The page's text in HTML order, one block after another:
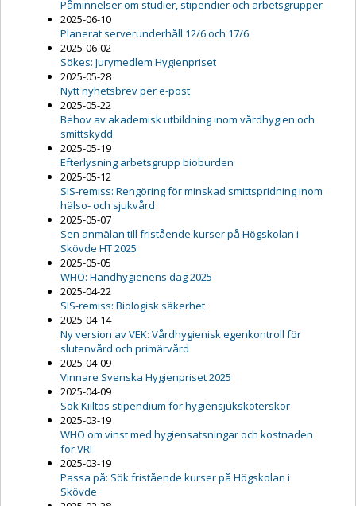
Påminnelser om studier, stipendier och arbetsgrupper
2025-06-10
Planerat serverunderhåll 12/6 och 17/6
2025-06-02
Sökes: Jurymedlem Hygienpriset
2025-05-28
Nytt nyhetsbrev per e-post
2025-05-22
Behov av akademisk utbildning inom vårdhygien och
smittskydd
2025-05-19
Efterlysning arbetsgrupp bioburden
2025-05-12
SIS-remiss: Rengöring för minskad smittspridning inom
hälso- och sjukvård
2025-05-07
Sen anmälan till fristående kurser på Högskolan i
Skövde HT 2025
2025-05-05
WHO: Handhygienens dag 2025
2025-04-22
SIS-remiss: Biologisk säkerhet
2025-04-14
Ny version av VEK: Vårdhygienisk egenkontroll för
slutenvård och primärvård
2025-04-09
Vinnare Svenska Hygienpriset 2025
2025-04-09
Sök Kiiltos stipendium för hygiensjuksköterskor
2025-03-19
WHO om vinst med hygiensatsningar och kostnaden
för VRI
2025-03-19
Passa på: Sök fristående kurser på Högskolan i
Skövde